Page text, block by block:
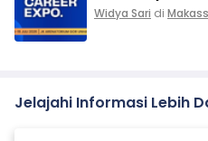
Widya Sari di
Jelajahi Informasi Lebih